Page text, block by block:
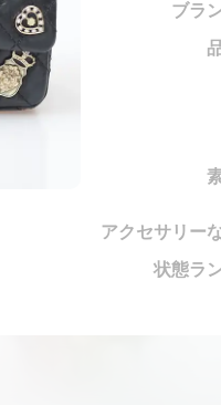
ブラ
アクセサリー
状態ラ